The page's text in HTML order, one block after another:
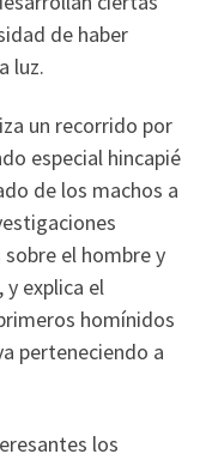
de haber
luz.
un recorrido por
especial hincapié
de los machos a
el hombre y
explica el
homínidos
perteneciendo a
los